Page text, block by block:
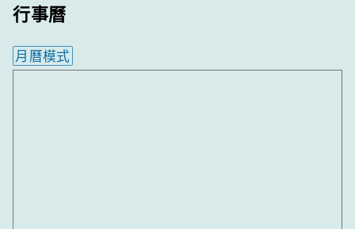
行事曆
月曆模式